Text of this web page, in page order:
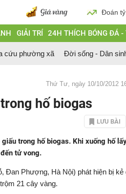
Đoán
GIẢI TRÍ 24H THÍCH BÓNG ĐÁ -
cứu phường xã Đời sống - Dân
Thứ Tư, ngày 10/10/2012
hố biogas
LƯU BÀI
trong hố biogas. Khi xuống hố
tử vong.
Đan Phượng, Hà Nội) phát hiện bị kẻ
21 cây vàng.